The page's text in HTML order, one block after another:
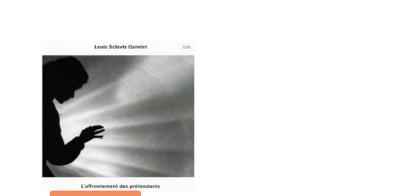
era:
€18,00.
è:
€7,00.